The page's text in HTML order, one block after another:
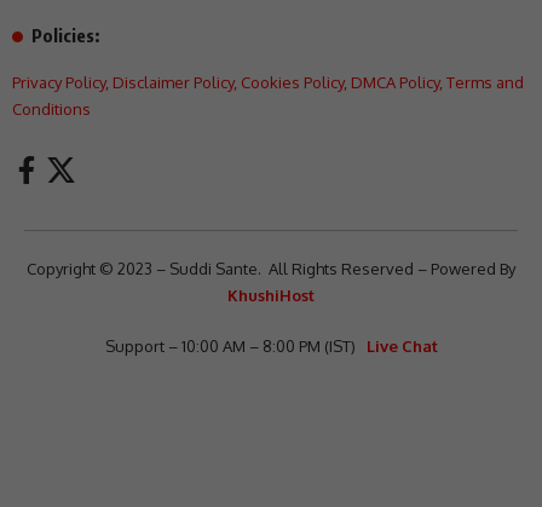
Policies:
Privacy Policy, Disclaimer Policy, Cookies Policy, DMCA Policy, Terms and
Conditions
Copyright © 2023 – Suddi Sante. All Rights Reserved – Powered By
KhushiHost
Support – 10:00 AM – 8:00 PM (IST) Live Chat